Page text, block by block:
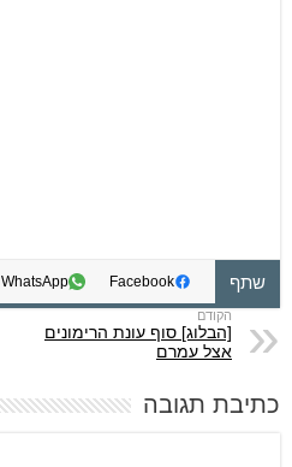
שתף Facebook
WhatsApp
[הבלוג] סוף עונת הרימונים
אצל עמרם
כתיבת תגובה